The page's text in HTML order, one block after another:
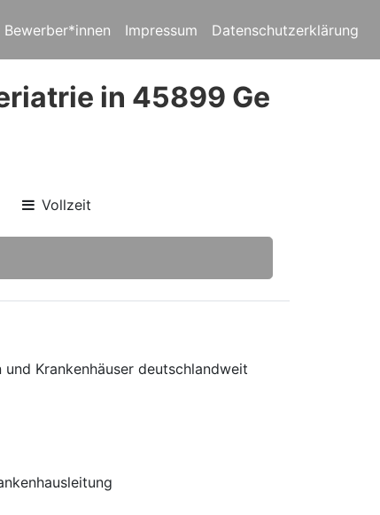
Bewerber*innen Impressum Datenschutzerklärung
in 45899 Ge
Vollzeit
Krankenhäuser deutschlandweit